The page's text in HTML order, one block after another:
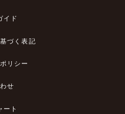
イド
づく表記
リシー
せ
ート